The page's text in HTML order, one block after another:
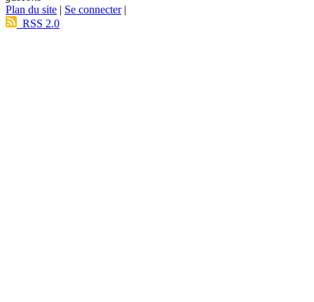
Plan du site | Se connecter|
RSS 2.0